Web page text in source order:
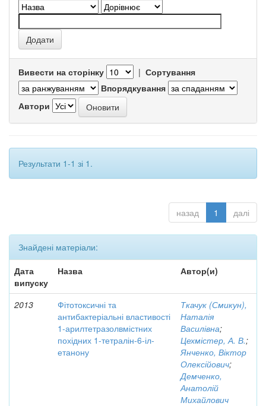
Вивести на сторінку | Сортування
Впорядкування
Автори
Результати 1-1 зі 1.
назад 1 далі
Знайдені матеріали:
Дата
випуску
Назва Автор(и)
2013
Фітотоксичні та
антибактеріальні властивості
1-арилтетразолвмістних
похідних 1-тетралін-6-іл-
етанону
Ткачук (Смикун),
Наталія
Василівна;
Цехмістер, А. В.;
Янченко, Віктор
Олексійович;
Демченко,
Анатолій
Михайлович